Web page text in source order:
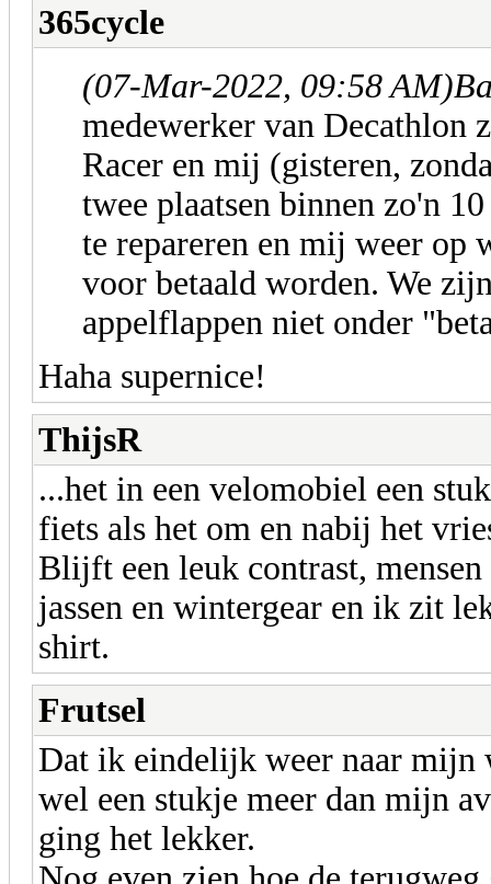
365cycle
(07-Mar-2022, 09:58 AM)
medewerker van Decathlon
Racer en mij (gisteren,
twee plaatsen binnen zo'n
te repareren en mij weer op
voor betaald worden. We
appelflappen niet onder
Haha supernice!
ThijsR
...het in een velomobiel een
fiets als het om en nabij het
Blijft een leuk contrast,
jassen en wintergear en ik zit
shirt.
Frutsel
Dat ik eindelijk weer naar mijn
wel een stukje meer dan mijn
ging het lekker.